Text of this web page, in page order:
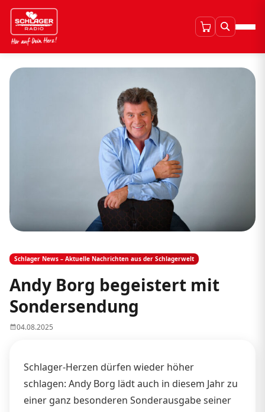
Schlager News – Aktuelle Nachrichten aus der Schlagerwelt
Andy Borg begeistert mit
Sondersendung
04.08.2025
Schlager-Herzen dürfen wieder höher
schlagen: Andy Borg lädt auch in diesem Jahr zu
einer ganz besonderen Sonderausgabe seiner